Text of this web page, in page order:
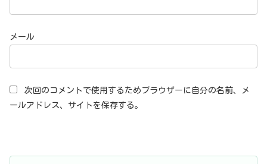
メール
次回のコメントで使用するためブラウザーに自分の名前、メ
ールアドレス、サイトを保存する。